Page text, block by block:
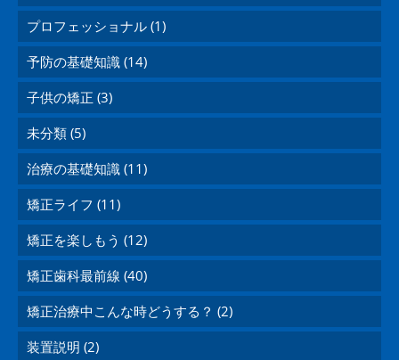
プロフェッショナル (1)
予防の基礎知識 (14)
子供の矯正 (3)
未分類 (5)
治療の基礎知識 (11)
矯正ライフ (11)
矯正を楽しもう (12)
矯正歯科最前線 (40)
矯正治療中こんな時どうする？ (2)
装置説明 (2)